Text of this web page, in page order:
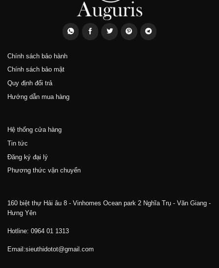
Chính sách bảo hành
Chính sách bảo mật
Quy định đổi trả
Hướng dẫn mua hàng
Hệ thống cửa hàng
Tin tức
Đăng ký đại lý
Phương thức vận chuyển
160 biệt thự Hải âu 8 - Vinhomes Ocean park 2 Nghĩa Trụ - Văn Giang -
Hưng Yên
Hotline: 0964 01 1313
Email:sieuthidotot@gmail.com